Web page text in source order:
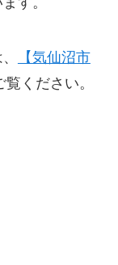
【気仙沼市
覧ください。